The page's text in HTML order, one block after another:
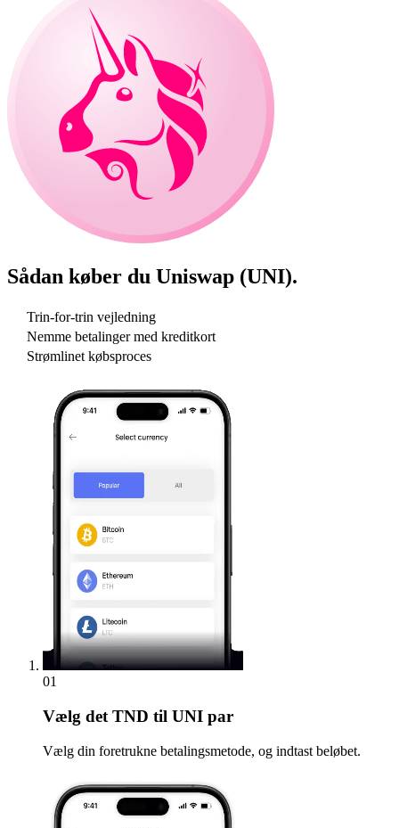
Sådan køber du Uniswap (UNI).
Trin-for-trin vejledning
Nemme betalinger med kreditkort
Strømlinet købsproces
01
Vælg det TND til UNI par
Vælg din foretrukne betalingsmetode, og indtast beløbet.